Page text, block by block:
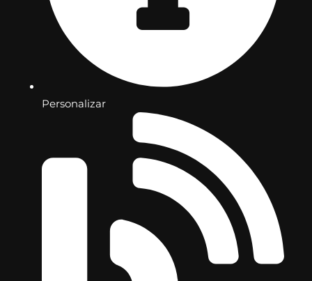
Personalizar